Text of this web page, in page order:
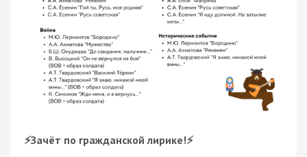
⚡️Зачёт по гражданской лирике!⚡️